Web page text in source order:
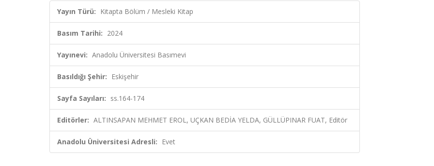
Yayın Türü: Kitapta Bölüm / Mesleki Kitap
Basım Tarihi: 2024
Yayınevi: Anadolu Üniversitesi Basımevi
Basıldığı Şehir: Eskişehir
Sayfa Sayıları: ss.164-174
Editörler: ALTINSAPAN MEHMET EROL, UÇKAN BEDİA YELDA, GÜLLÜPINAR FUAT, Editör
Anadolu Üniversitesi Adresli: Evet